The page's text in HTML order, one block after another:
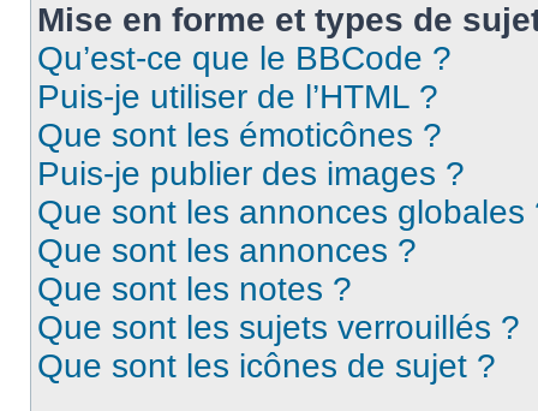
Mise en forme et types de
Qu’est-ce que le BBCode ?
Puis-je utiliser de l’HTML ?
Que sont les émoticônes ?
Puis-je publier des images ?
Que sont les annonces globales
Que sont les annonces ?
Que sont les notes ?
Que sont les sujets verrouillés ?
Que sont les icônes de sujet ?